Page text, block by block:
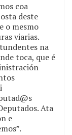
coa
deste
o mesmo
viarias.
na
toca, que é
Ata
e